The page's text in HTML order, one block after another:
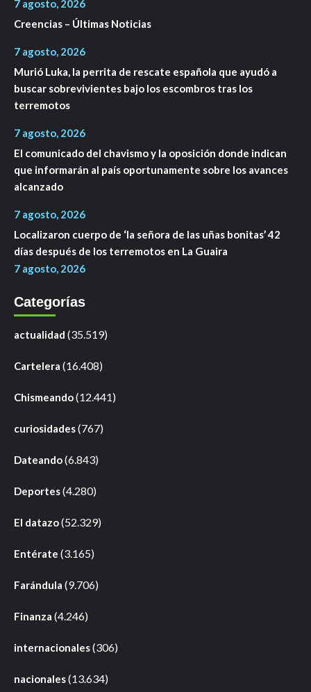
7 agosto, 2026
Creencias – Últimas Noticias
7 agosto, 2026
Murió Luka, la perrita de rescate española que ayudó a
buscar sobrevivientes bajo los escombros tras los
terremotos
7 agosto, 2026
El comunicado del chavismo y la oposición donde indican
que informarán al país oportunamente sobre los avances
alcanzado
7 agosto, 2026
Localizaron cuerpo de ‘la señora de las uñas bonitas’ 42
días después de los terremotos en La Guaira
7 agosto, 2026
Categorías
actualidad (35.519)
Cartelera (16.408)
Chismeando(12.441)
curiosidades(767)
Dateando(6.843)
Deportes(4.280)
El datazo(52.329)
Entérate (3.165)
Farándula (9.706)
Finanza (4.246)
internacionales(306)
nacionales(13.634)